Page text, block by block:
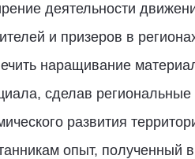
деятельности
и призеров в
наращивание
сделав
развития
опыт, полученный